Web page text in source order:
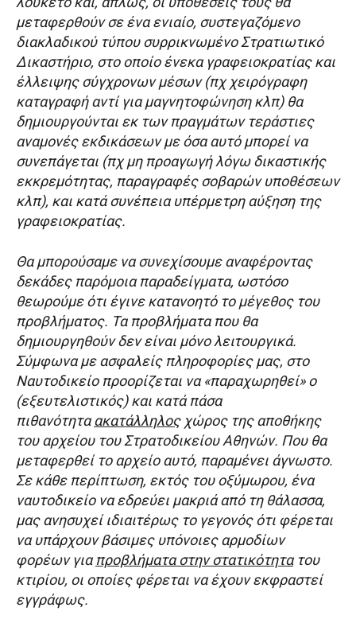
μεταφερθούν σε ένα ενιαίο, συστεγαζόμενο
διακλαδικού τύπου συρρικνωμένο Στρατιωτικό
Δικαστήριο, στο οποίο ένεκα γραφειοκρατίας και
έλλειψης σύγχρονων μέσων (πχ χειρόγραφη
καταγραφή αντί για μαγνητοφώνηση κλπ) θα
δημιουργούνται εκ των πραγμάτων τεράστιες
αναμονές εκδικάσεων με όσα αυτό μπορεί να
συνεπάγεται (πχ μη προαγωγή λόγω δικαστικής
εκκρεμότητας, παραγραφές σοβαρών υποθέσεων
κλπ), και κατά συνέπεια υπέρμετρη αύξηση της
γραφειοκρατίας.
Θα μπορούσαμε να συνεχίσουμε αναφέροντας
δεκάδες παρόμοια παραδείγματα, ωστόσο
θεωρούμε ότι έγινε κατανοητό το μέγεθος του
προβλήματος. Τα προβλήματα που θα
δημιουργηθούν δεν είναι μόνο λειτουργικά.
Σύμφωνα με ασφαλείς πληροφορίες μας, στο
Ναυτοδικείο προορίζεται να «παραχωρηθεί» ο
(εξευτελιστικός) και κατά πάσα
πιθανότηταακατάλληλοςχώρος της αποθήκης
του αρχείου του Στρατοδικείου Αθηνών. Που θα
μεταφερθεί το αρχείο αυτό, παραμένει άγνωστο.
Σε κάθε περίπτωση, εκτός του οξύμωρου, ένα
ναυτοδικείο να εδρεύει μακριά από τη θάλασσα,
μας ανησυχεί ιδιαιτέρως το γεγονός ότι φέρεται
να υπάρχουν βάσιμες υπόνοιες αρμοδίων
φορέων για προβλήματα στην στατικότητατου
κτιρίου, οι οποίες φέρεται να έχουν εκφραστεί
εγγράφως.